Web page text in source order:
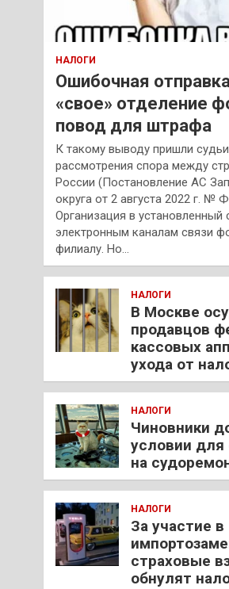
НАЛОГИ
Ошибочная
«свое» отделение
повод для штрафа
К такому выводу пришли
рассмотрения спора между
России (Постановление АС
округа от 2 августа 2022 г. №
Организация в установленный
электронным каналам связи
филиалу. Но…
НАЛОГИ
В Москве
продавцов
кассовых
ухода от
НАЛОГИ
Чиновники
условии
на
НАЛОГИ
За участие в
страховые
обнулят